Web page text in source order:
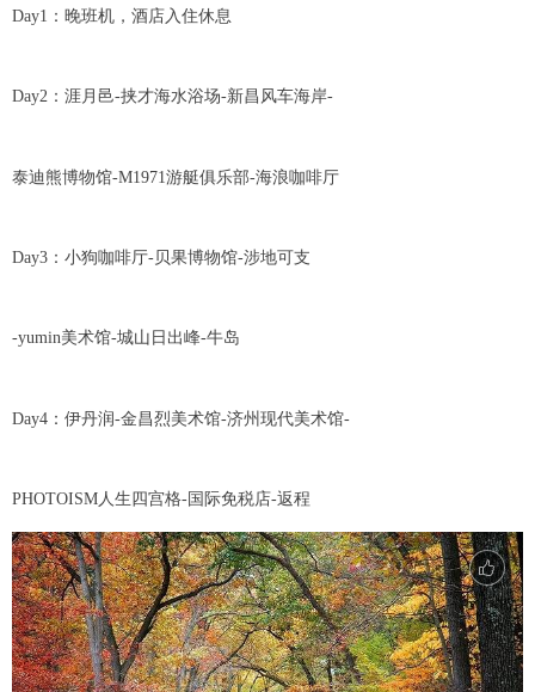
Day1：晚班机，酒店入住休息
Day2：涯月邑-挟才海水浴场-新昌风车海岸-
泰迪熊博物馆-M1971游艇俱乐部-海浪咖啡厅
Day3：小狗咖啡厅-贝果博物馆-涉地可支
-yumin美术馆-城山日出峰-牛岛
Day4：伊丹润-金昌烈美术馆-济州现代美术馆-
PHOTOISM人生四宫格-国际免税店-返程